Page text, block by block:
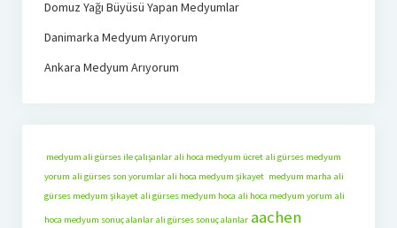
Domuz Yağı Büyüsü Yapan Medyumlar
Danimarka Medyum Arıyorum
Ankara Medyum Arıyorum
medyum ali gürses ile çalışanlar ali hoca medyum ücret ali gürses medyum
yorum ali gürses son yorumlar ali hoca medyum şikayet medyum marha ali
gürses medyum şikayet ali gürses medyum hoca ali hoca medyum yorum ali
hoca medyum sonuç alanlar ali gürses sonuç alanlar aachen